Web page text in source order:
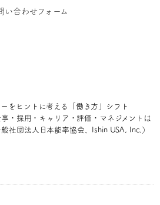
い合わせフォーム
をヒントに考える「働き方」シフト
・採用・キャリア・評価・マネジメントは
社団法人日本能率協会、Ishin USA, Inc.）